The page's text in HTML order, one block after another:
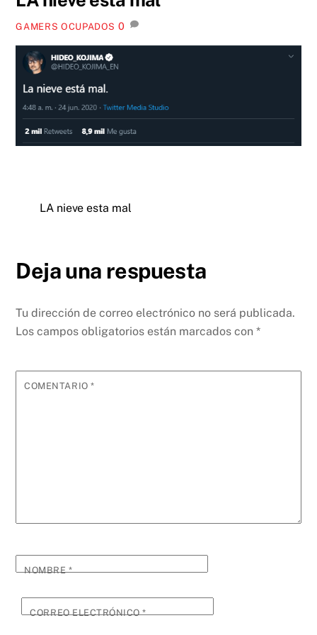
GAMERS OCUPADOS 0
LA nieve esta mal
Deja una respuesta
Tu dirección de correo electrónico no será publicada.
Los campos obligatorios están marcados con*
COMENTARIO*
NOMBRE*
CORREO ELECTRÓNICO*